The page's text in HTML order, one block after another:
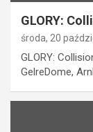
GLORY:
środa, 20
GLORY:
GelreDome,